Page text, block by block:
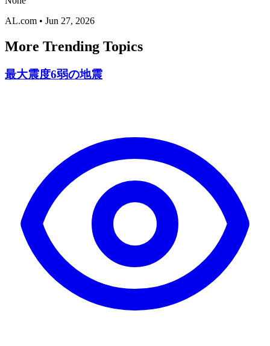
AL.com • Jun 27, 2026
More Trending Topics
最大震度6弱の地震